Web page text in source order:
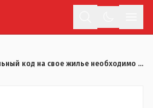
Уникальный код на свое жилье необходимо получить всем костанайцам